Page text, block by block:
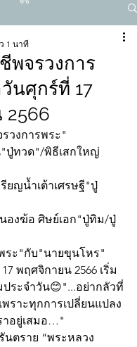
พจรวงการ
นศุกร์ที่ 17
2566
1 นาที
วงการพระ"
ปู่ทวด"/พิธีเสกใหญ่
รียญน้ำเต้าเศรษฐี"ปู่
องฆ้อ ศิษย์เอก"ปู่ทิม/ปู่
ระ"กับ"นายขุนโหร"
พฤศจิกายน 2566 เริ่ม
ระจำวัน😊"...อย่ากลัวที่
พราะทุกการเปลี่ยนแปลง
าอยู่เสมอ…"
ตราย “พระหลวง